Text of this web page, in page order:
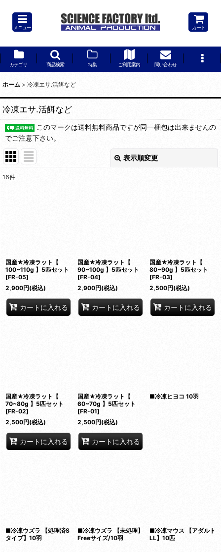
メニュー カート
カテゴリ 商品検索 特集 ご利用案内 問い合わせ
ホーム > 冷凍エサ.活餌など
冷凍エサ.活餌など
このマークは送料無料商品ですが同一梱包は出来ませんの
でご注意下さい。
表示順変更
16件
国産★冷凍ラット【
100~110g 】5匹セット
[FR-05]
2,900円(税込)
カートに入れる
国産★冷凍ラット【
90~100g 】5匹セット
[FR-04]
2,900円(税込)
カートに入れる
国産★冷凍ラット【
80~90g 】5匹セット
[FR-03]
2,500円(税込)
カートに入れる
国産★冷凍ラット【
70~80g 】5匹セット
[FR-02]
2,500円(税込)
カートに入れる
国産★冷凍ラット【
60~70g 】5匹セット
[FR-01]
2,500円(税込)
カートに入れる
■冷凍ヒヨコ 10羽
■冷凍ウズラ 【処理済S
タイプ】10羽
■冷凍ウズラ 【未処理】
Freeサイズ/10羽
■冷凍マウス 【アダルト
LL】10匹